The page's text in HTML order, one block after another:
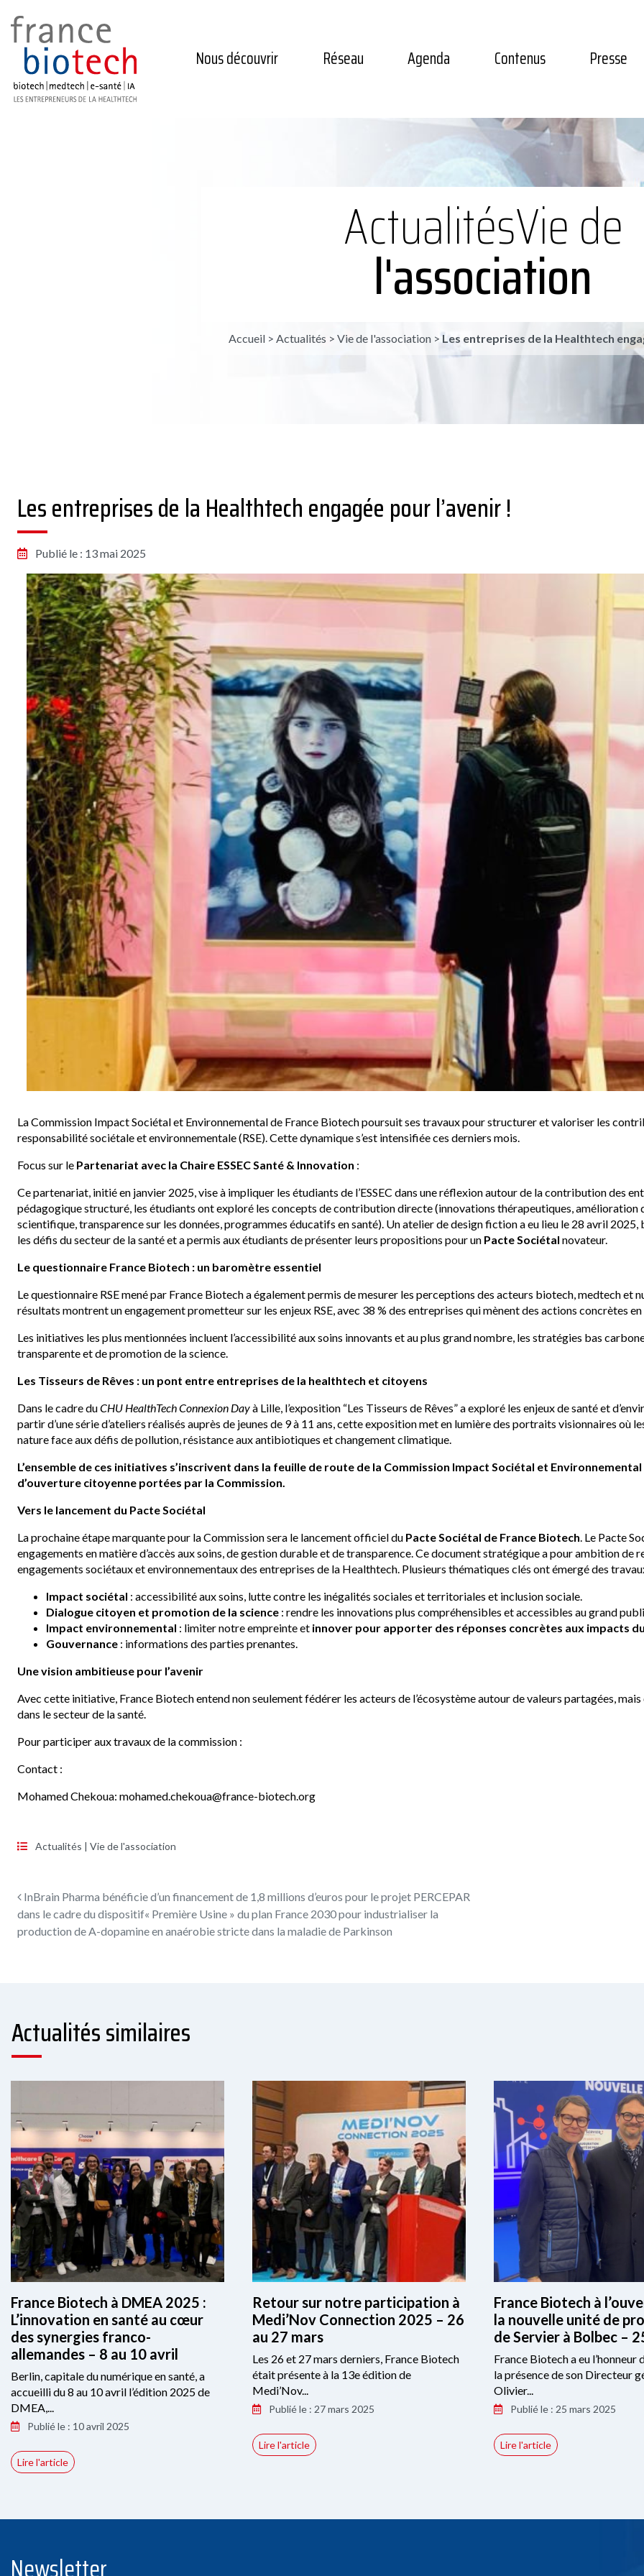
Nous découvrir Réseau Agenda Contenus Presse
ActualitésVie de
l'association
Accueil > Actualités > Vie de l'association > Les entreprises de la Healthtech
Les entreprises de la Healthtech engagée pour l’avenir !
Publié le : 13 mai 2025
La Commission Impact Sociétal et Environnemental de France Biotech poursuit ses travaux pour structurer et valoriser les
responsabilité sociétale et environnementale (RSE). Cette dynamique s’est intensifiée ces derniers mois.
Focus sur le Partenariat avec la Chaire ESSEC Santé & Innovation :
Ce partenariat, initié en janvier 2025, vise à impliquer les étudiants de l’ESSEC dans une réflexion autour de la contribution des
pédagogique structuré, les étudiants ont exploré les concepts de contribution directe (innovations thérapeutiques, amélioration
scientifique, transparence sur les données, programmes éducatifs en santé). Un atelier de design fiction a eu lieu le 28 avril 2025,
les défis du secteur de la santé et a permis aux étudiants de présenter leurs propositions pour un Pacte Sociétal novateur.
Le questionnaire France Biotech : un baromètre essentiel
Le questionnaire RSE mené par France Biotech a également permis de mesurer les perceptions des acteurs biotech, medtech et
résultats montrent un engagement prometteur sur les enjeux RSE, avec 38 % des entreprises qui mènent des actions concrètes
Les initiatives les plus mentionnées incluent l’accessibilité aux soins innovants et au plus grand nombre, les stratégies bas
transparente et de promotion de la science.
Les Tisseurs de Rêves : un pont entre entreprises de la healthtech et citoyens
Dans le cadre duCHU HealthTech Connexion Dayà Lille, l’exposition “Les Tisseurs de Rêves” a exploré les enjeux de santé et
partir d’une série d’ateliers réalisés auprès de jeunes de 9 à 11 ans, cette exposition met en lumière des portraits visionnaires où
nature face aux défis de pollution, résistance aux antibiotiques et changement climatique.
L’ensemble de ces initiatives s’inscrivent dans la feuille de route de la Commission Impact Sociétal et
d’ouverture citoyenne portées par la Commission.
Vers le lancement du Pacte Sociétal
La prochaine étape marquante pour la Commission sera le lancement officiel du Pacte Sociétal de France Biotech. Le Pacte
engagements en matière d’accès aux soins, de gestion durable et de transparence. Ce document stratégique a pour ambition
engagements sociétaux et environnementaux des entreprises de la Healthtech. Plusieurs thématiques clés ont émergé des
Impact sociétal : accessibilité aux soins, lutte contre les inégalités sociales et territoriales et inclusion sociale.
Dialogue citoyen et promotion de la science : rendre les innovations plus compréhensibles et accessibles au grand
Impact environnemental : limiter notre empreinte et innover pour apporter des réponses concrètes aux impacts
Gouvernance : informations des parties prenantes.
Une vision ambitieuse pour l’avenir
Avec cette initiative, France Biotech entend non seulement fédérer les acteurs de l’écosystème autour de valeurs partagées,
dans le secteur de la santé.
Pour participer aux travaux de la commission :
Contact :
Mohamed Chekoua: mohamed.chekoua@france-biotech.org
Actualités | Vie de l'association
Navigation des articles
InBrain Pharma bénéficie d’un financement de 1,8 millions d’euros pour le projet PERCEPAR
dans le cadre du dispositif« Première Usine » du plan France 2030 pour industrialiser la
production de A-dopamine en anaérobie stricte dans la maladie de Parkinson
Actualités similaires
France Biotech à DMEA 2025 :
L’innovation en santé au cœur
des synergies franco-
allemandes – 8 au 10 avril
Berlin, capitale du numérique en santé, a
accueilli du 8 au 10 avril l’édition 2025 de
DMEA,...
Publié le : 10 avril 2025
Lire l'article
Retour sur notre participation à
Medi’Nov Connection 2025 – 26
au 27 mars
Les 26 et 27 mars derniers, France Biotech
était présente à la 13e édition de
Medi’Nov...
Publié le : 27 mars 2025
Lire l'article
France Biotech à
la nouvelle unité de
de Servier à Bolbec –
France Biotech a eu l’honneur
la présence de son Directeur
Olivier...
Publié le : 25 mars 2025
Lire l'article
Newsletter